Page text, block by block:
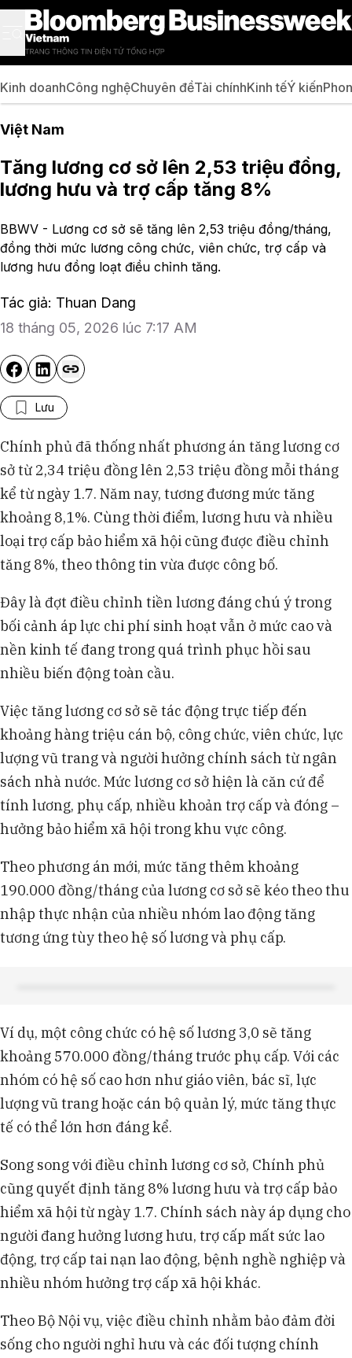
Kinh doanhCông nghệChuyên đềTài chínhKinh tếÝ kiến
Việt Nam
Tăng lương cơ sở lên 2,53 triệu đồng,
lương hưu và trợ cấp tăng 8%
BBWV - Lương cơ sở sẽ tăng lên 2,53 triệu đồng/tháng,
đồng thời mức lương công chức, viên chức, trợ cấp và
lương hưu đồng loạt điều chỉnh tăng.
Tác giả: Thuan Dang
18 tháng 05, 2026 lúc 7:17 AM
Lưu
Chính phủ đã thống nhất phương án tăng lương cơ
sở từ 2,34 triệu đồng lên 2,53 triệu đồng mỗi tháng
kể từ ngày 1.7. Năm nay, tương đương mức tăng
khoảng 8,1%. Cùng thời điểm, lương hưu và nhiều
loại trợ cấp bảo hiểm xã hội cũng được điều chỉnh
tăng 8%, theo thông tin vừa được công bố.
Đây là đợt điều chỉnh tiền lương đáng chú ý trong
bối cảnh áp lực chi phí sinh hoạt vẫn ở mức cao và
nền kinh tế đang trong quá trình phục hồi sau
nhiều biến động toàn cầu.
Việc tăng lương cơ sở sẽ tác động trực tiếp đến
khoảng hàng triệu cán bộ, công chức, viên chức, lực
lượng vũ trang và người hưởng chính sách từ ngân
sách nhà nước. Mức lương cơ sở hiện là căn cứ để
tính lương, phụ cấp, nhiều khoản trợ cấp và đóng –
hưởng bảo hiểm xã hội trong khu vực công.
Theo phương án mới, mức tăng thêm khoảng
190.000 đồng/tháng của lương cơ sở sẽ kéo theo thu
nhập thực nhận của nhiều nhóm lao động tăng
tương ứng tùy theo hệ số lương và phụ cấp.
Ví dụ, một công chức có hệ số lương 3,0 sẽ tăng
khoảng 570.000 đồng/tháng trước phụ cấp. Với các
nhóm có hệ số cao hơn như giáo viên, bác sĩ, lực
lượng vũ trang hoặc cán bộ quản lý, mức tăng thực
tế có thể lớn hơn đáng kể.
Song song với điều chỉnh lương cơ sở, Chính phủ
cũng quyết định tăng 8% lương hưu và trợ cấp bảo
hiểm xã hội từ ngày 1.7. Chính sách này áp dụng cho
người đang hưởng lương hưu, trợ cấp mất sức lao
động, trợ cấp tai nạn lao động, bệnh nghề nghiệp và
nhiều nhóm hưởng trợ cấp xã hội khác.
Theo Bộ Nội vụ, việc điều chỉnh nhằm bảo đảm đời
sống cho người nghỉ hưu và các đối tượng chính